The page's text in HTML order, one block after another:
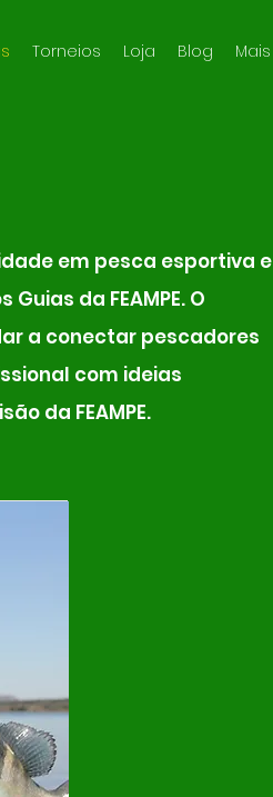
Torneios Loja Blog Mais
em pesca esportiva e
da FEAMPE. O
a conectar pescadores
com ideias
da FEAMPE.